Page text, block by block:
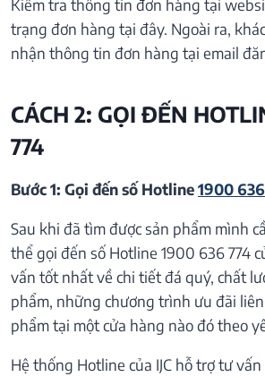
Kiểm tra thông tin đơn hàng tại
trạng đơn hàng tại đây. Ngoài ra,
nhận thông tin đơn hàng tại email
CÁCH 2: GỌI ĐẾN
774
Bước 1: Gọi đến số Hotline1900
Sau khi đã tìm được sản phẩm mình
thể gọi đến số Hotline 1900 636 774
vấn tốt nhất về chi tiết đá quý, chất
phẩm, những chương trình ưu đãi
phẩm tại một cửa hàng nào đó theo
Hệ thống Hotline của IJC hỗ trợ tư